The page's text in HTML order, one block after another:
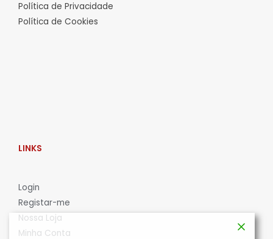
Política de Privacidade
Política de Cookies
LINKS
Login
Registar-me
Nossa Loja
Minha Conta